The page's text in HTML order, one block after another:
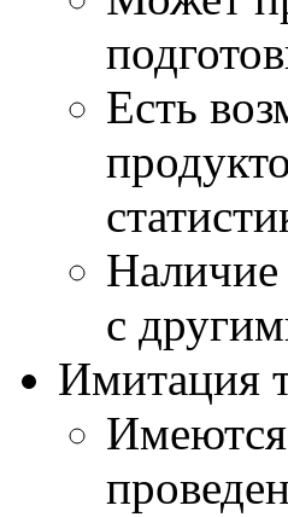
Есть
Наличие
с
Имитация
Имеются